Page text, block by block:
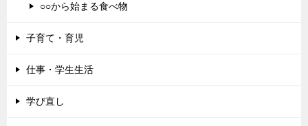
○○から始まる食べ物
子育て・育児
仕事・学生生活
学び直し